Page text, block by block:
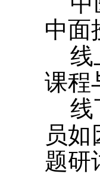
中面
线
课程
线
员
题研